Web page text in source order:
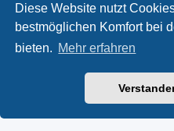
Diese Website nutzt
bestmöglichen Komfort bei
bieten. Mehr erfahren